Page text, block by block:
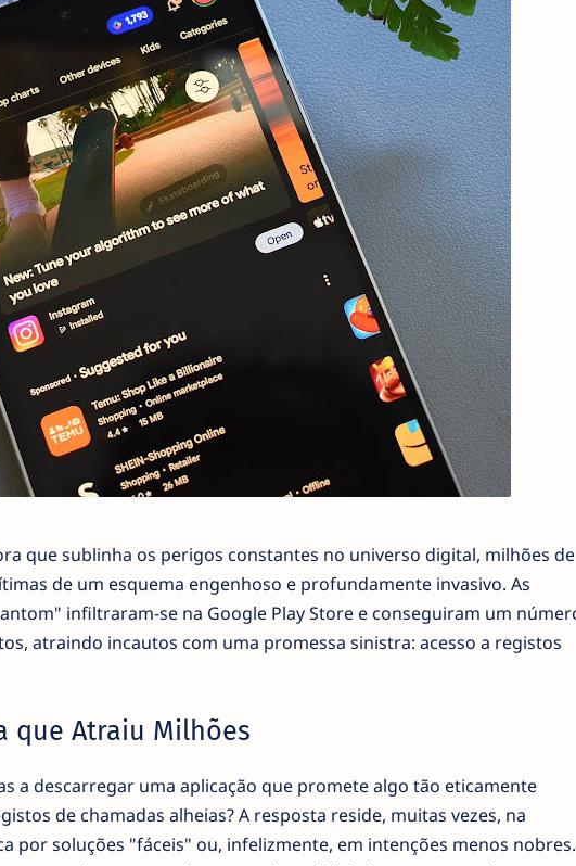
que sublinha os perigos constantes no universo digital, milhões de
de um esquema engenhoso e profundamente invasivo. As
infiltraram-se na Google Play Store e conseguiram um
atraindo incautos com uma promessa sinistra: acesso a registos
que Atraiu Milhões
a descarregar uma aplicação que promete algo tão eticamente
de chamadas alheias? A resposta reside, muitas vezes, na
por soluções "fáceis" ou, infelizmente, em intenções menos